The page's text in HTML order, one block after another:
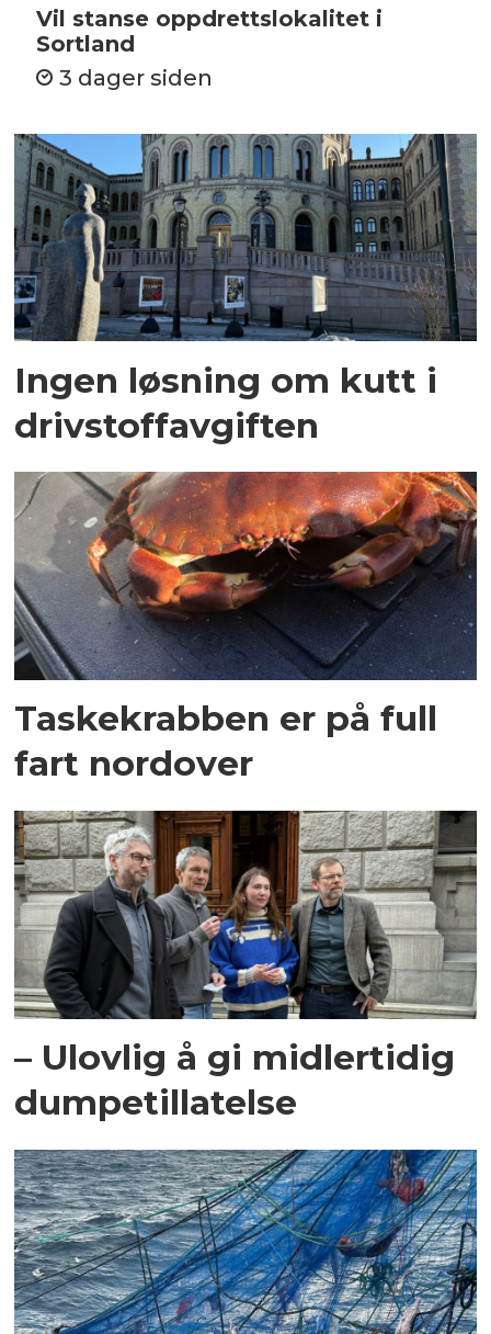
Vil stanse oppdrettslokalitet i
Sortland
3 dager siden
Ingen løsning om kutt i
drivstoffavgiften
Taskekrabben er på full
fart nordover
– Ulovlig å gi midlertidig
dumpetillatelse